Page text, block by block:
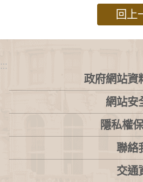
回上
:::
政府網站資
網站安
隱私權
聯絡
交通